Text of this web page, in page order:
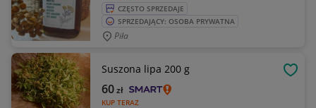
CZĘSTO SPRZEDAJE
SPRZEDAJĄCY: OSOBA PRYWATNA
Piła
Suszona lipa 200 g
KUP TERAZ
60zł